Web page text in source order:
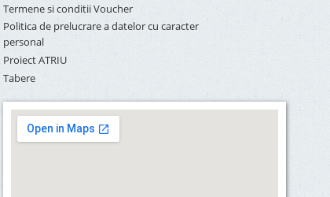
Termene si conditii Voucher
Politica de prelucrare a datelor cu caracter
personal
Proiect ATRIU
Tabere